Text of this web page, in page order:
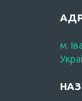
м.